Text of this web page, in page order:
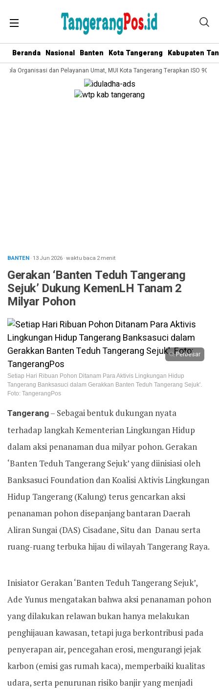
Beranda Nasional Banten Kota Tangerang Kabupaten
Organisasi dan Pelayanan Umat, MUI Kota Tangerang Terapkan ISO
BANTEN· 13 Jun 2026·waktu baca 2 menit
Gerakan ‘Banten Teduh Tangerang
Sejuk’ Dukung KemenLH Tanam 2
Milyar Pohon
Perbesar
Setiap Hari Ribuan Pohon Ditanam Para Aktivis Lingkungan Hidup
Tangerang Banksasuci dalam Gerakkan Banten Teduh Tangerang Sejuk'.
Foto: TangerangPos
Tangerang– Sebagai bentuk dukungan nyata
terhadap langkah Kementerian Lingkungan Hidup
dalam aksi penanaman dua milyar pohon. Gerakan
‘Banten Teduh Tangerang Sejuk’ yang diinisiasi oleh
Banksasuci Foundation dan Koalisi Aktivis Lingkungan
Hidup Tangerang (Kalung) terus gencarkan aksi
penanaman pohon disepanjang bantaran Daerah
Aliran Sungai (DAS) Cisadane, Situ dan Danau serta
ruang-ruang terbuka hijau di wilayah Tangerang Raya.
Inisiator Gerakan ‘Banten Teduh Tangerang Sejuk’,
Ade Yunus mengatakan bahwa aksi penanaman pohon
yang dilakukan relawan bukan hanya melakukan
penghijauan kawasan, tetapi juga berkontribusi pada
penyerapan air, pencegahan erosi, mengurangi jejak
karbon (emisi gas rumah kaca), memperbaiki kualitas
udara, serta penurunan risiko banjir yang menjadi